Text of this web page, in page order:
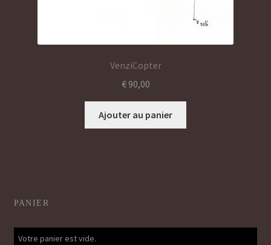
VenziCopter
€90,00
Ajouter au panier
PANIER
Votre panier est vide.